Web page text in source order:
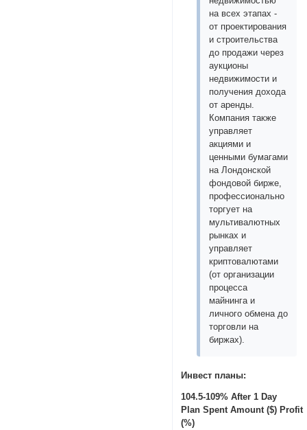
на всех этапах -
от проектирования
и строительства
до продажи через
аукционы
недвижимости и
получения дохода
от аренды.
Компания также
управляет
акциями и
ценными бумагами
на Лондонской
фондовой бирже,
профессионально
торгует на
мультивалютных
рынках и
управляет
криптовалютами
(от организации
процесса
майнинга и
личного обмена до
торговли на
биржах).
Инвест планы:
104.5-109% After 1 Day
Plan Spent Amount ($) Profit
(%)